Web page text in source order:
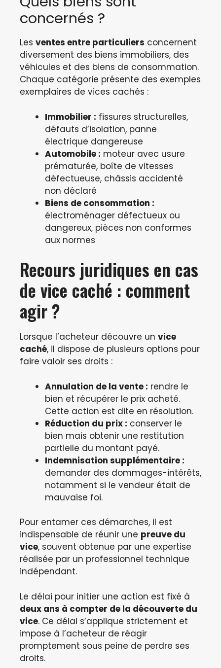
concernés ?
Les ventes entre particuliers concernent
diversement des biens immobiliers, des
véhicules et des biens de consommation.
Chaque catégorie présente des exemples
exemplaires de vices cachés :
Immobilier : fissures structurelles,
défauts d’isolation, panne
électrique dangereuse
Automobile : moteur avec usure
prématurée, boîte de vitesses
défectueuse, châssis accidenté
non déclaré
Biens de consommation :
électroménager défectueux ou
dangereux, pièces non conformes
aux normes
Recours juridiques en cas
de vice caché : comment
agir ?
Lorsque l’acheteur découvre un vice
caché, il dispose de plusieurs options pour
faire valoir ses droits :
Annulation de la vente : rendre le
bien et récupérer le prix acheté.
Cette action est dite en résolution.
Réduction du prix : conserver le
bien mais obtenir une restitution
partielle du montant payé.
Indemnisation supplémentaire :
demander des dommages-intérêts,
notamment si le vendeur était de
mauvaise foi.
Pour entamer ces démarches, il est
indispensable de réunir une preuve du
vice, souvent obtenue par une expertise
réalisée par un professionnel technique
indépendant.
Le délai pour initier une action est fixé à
deux ans à compter de la découverte du
vice. Ce délai s’applique strictement et
impose à l’acheteur de réagir
promptement sous peine de perdre ses
droits.